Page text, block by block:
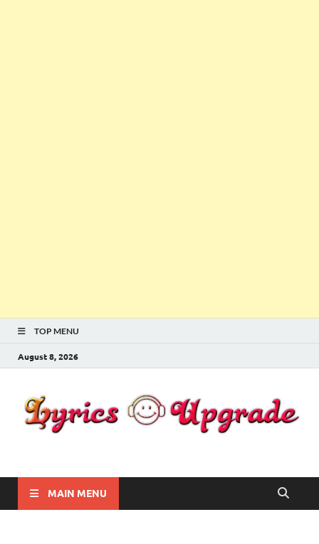
TOP MENU
August 8, 2026
Lyricsupgrade
MAIN MENU